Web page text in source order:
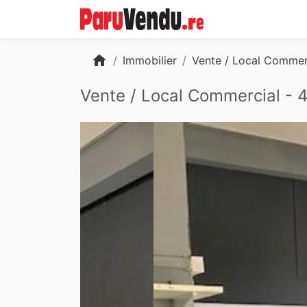
home Immobilier Vente / Local
Vente / Local Commercial -
Slide 2 of 5